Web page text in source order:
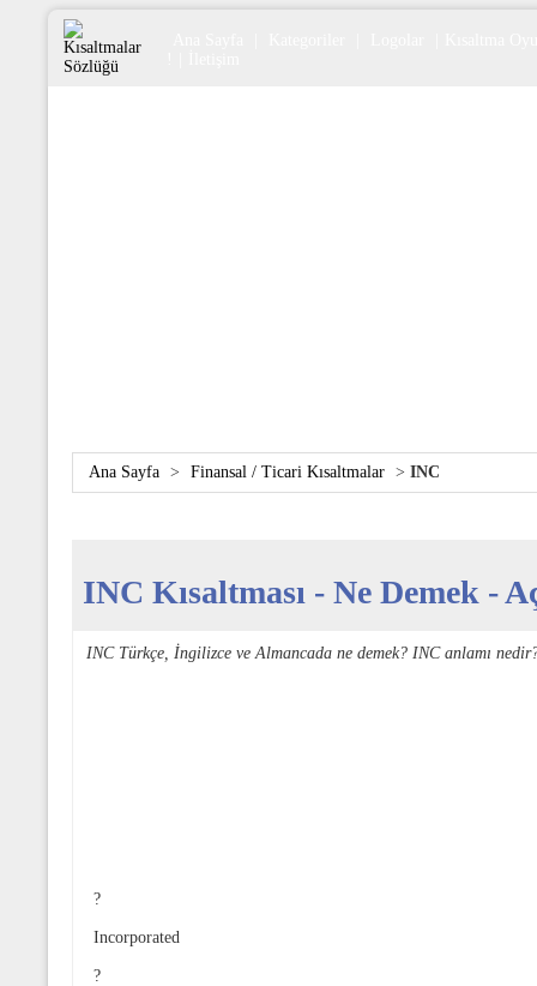
Ana Sayfa > Finansal / Ticari Kısaltmalar > INC
INC Kısaltması - Ne Demek -
INC Türkçe, İngilizce ve Almancada ne demek? INC anlamı
?
Incorporated
?